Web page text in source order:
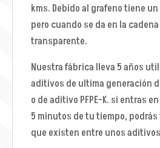
kms. Debido al grafeno tiene
pero cuando se da en la
transparente.
Nuestra fábrica lleva 5 años
aditivos de ultima generación
o de aditivo PFPE-K. si entras
5 minutos de tu tiempo,
que existen entre unos